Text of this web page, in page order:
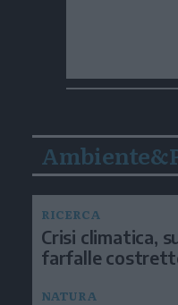
RICERCA
Crisi climatica,
farfalle
NATURA